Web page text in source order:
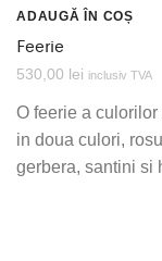
ADAUGĂ ÎN COȘ
Feerie
530,00 lei inclusiv TVA
O feerie a
in doua culori,
gerbera, santini si